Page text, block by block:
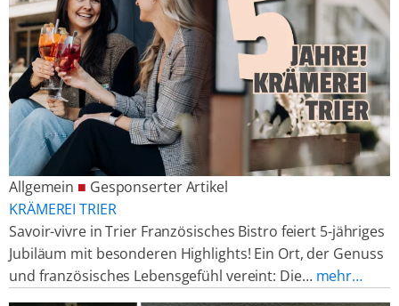
Allgemein ■ Gesponserter Artikel
KRÄMEREI TRIER
Savoir-vivre in Trier Französisches Bistro feiert 5-jähriges
Jubiläum mit besonderen Highlights! Ein Ort, der Genuss
und französisches Lebensgefühl vereint: Die… mehr…